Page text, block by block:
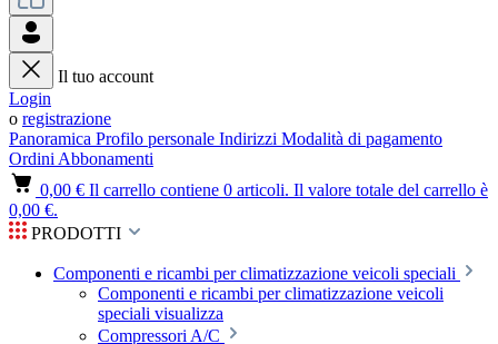
Il tuo account
Login
o registrazione
Panoramica Profilo personale Indirizzi Modalità di pagamento
Ordini Abbonamenti
0,00 € Il carrello contiene 0 articoli. Il valore totale del carrello è
0,00 €.
PRODOTTI
Componenti e ricambi per climatizzazione veicoli speciali
Componenti e ricambi per climatizzazione veicoli
speciali visualizza
Compressori A/C